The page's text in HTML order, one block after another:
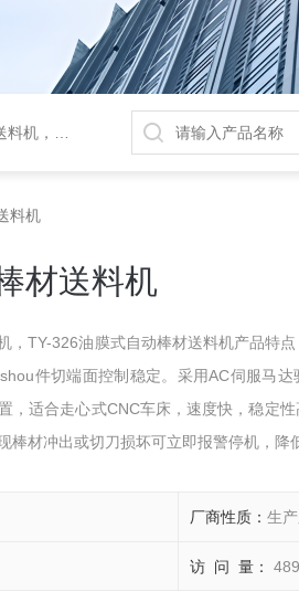
送料机
料机
材送料机
，TY-326油膜式自动棒材送料机产品特
件切端面控制稳定。采用AC伺服马达
，适合走心式CNC车床，速度快，稳定
棒材冲出或切刀损坏可立即报警停机，降
厂商性质： 生
访 问 量：